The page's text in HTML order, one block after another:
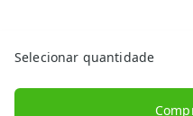
Selecionar quantidade